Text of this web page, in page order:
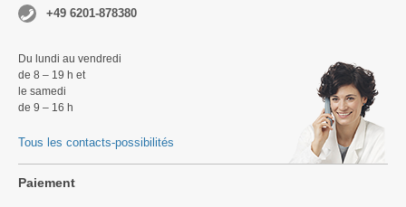
+49 6201-878380
Du lundi au vendredi
de 8 – 19 h et
le samedi
de 9 – 16 h
Tous les contacts-possibilités
Paiement